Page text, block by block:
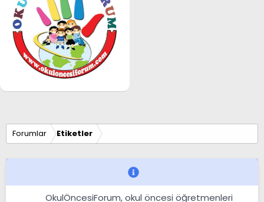
Forumlar Etiketler
OkulÖncesiForum, okul öncesi öğretmenleri